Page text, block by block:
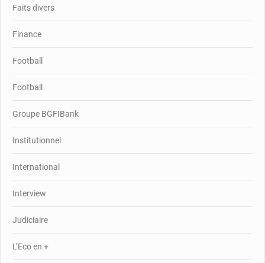
Faits divers
Finance
Football
Football
Groupe BGFIBank
Institutionnel
International
Interview
Judiciaire
L’Eco en +